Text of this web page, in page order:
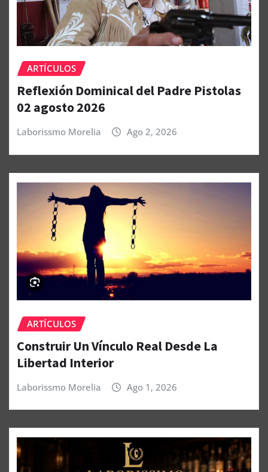
ARTÍCULOS
Reflexión Dominical del Padre Pistolas
02 agosto 2026
Laborissmo Morelia Ago 2, 2026
ARTÍCULOS
Construir Un Vínculo Real Desde La
Libertad Interior
Laborissmo Morelia Ago 1, 2026